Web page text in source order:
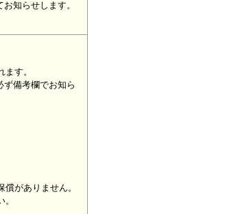
知らせします。
す。
備考欄でお知ら
がありません。